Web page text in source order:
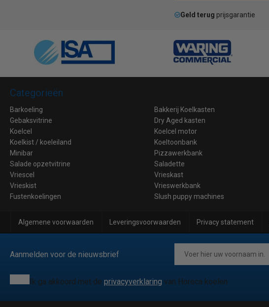
Geld terug prijsgarantie
Categorieën
Barkoeling Bakkerij Koelkasten
Gebaksvitrine
Dry Aged kasten
Koelcel
Koelcel motor
Koelkist / koeleiland
Koeltoonbank
Minibar
Pizzawerkbank
Salade opzetvitrine
Saladette
Vriescel
Vrieskast
Vrieskist
Vrieswerkbank
Fustenkoelingen
Slush puppy machines
Algemene voorwaarden Leveringsvoorwaarden Privacy statement
Aanmelden voor de nieuwsbrief
Ik ga akkoord met de privacyverklaring van Horeca koelen